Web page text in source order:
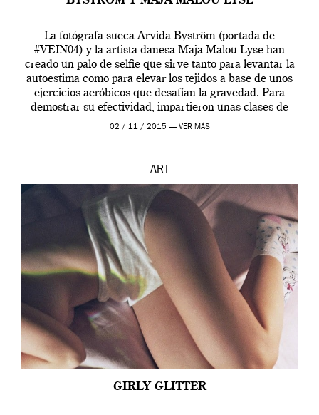
La fotógrafa sueca Arvida Byström (portada de
#VEIN04) y la artista danesa Maja Malou Lyse han
creado un palo de selfie que sirve tanto para levantar la
autoestima como para elevar los tejidos a base de unos
ejercicios aeróbicos que desafían la gravedad. Para
demostrar su efectividad, impartieron unas clases de
prueba en el Tate […]
02 / 11 / 2015 — VER MÁS
ART
GIRLY GLITTER